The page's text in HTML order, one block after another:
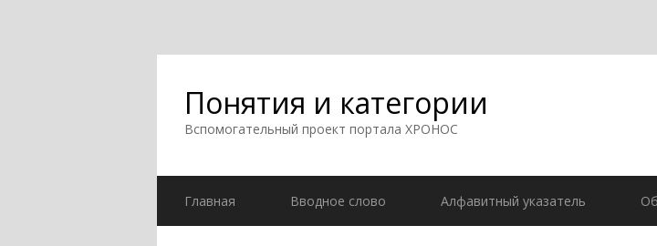
Понятия и категории
Вспомогательный проект портала ХРОНОС
Главная Вводное слово Алфавитный указатель